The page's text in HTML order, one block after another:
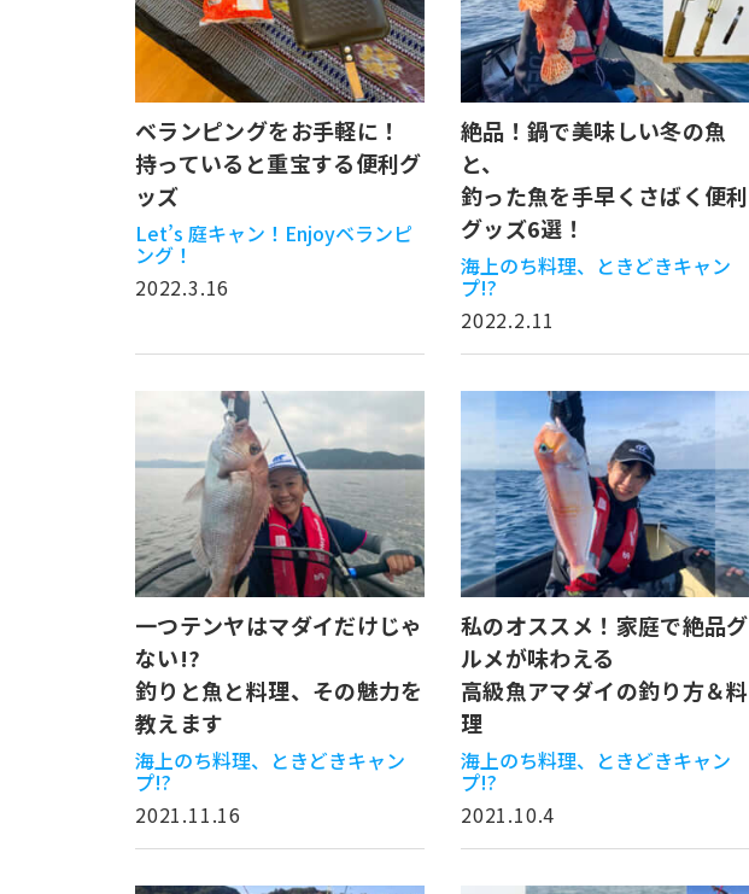
ベランピングをお手軽に！
持っていると重宝する便利グ
ッズ
Let’s 庭キャン！Enjoyベランピ
ング！
2022.3.16
絶品！鍋で美味しい冬の魚
と、
釣った魚を手早くさばく便利
グッズ6選！
海上のち料理、ときどきキャン
プ!?
2022.2.11
一つテンヤはマダイだけじゃ
ない!?
釣りと魚と料理、その魅力を
教えます
海上のち料理、ときどきキャン
プ!?
2021.11.16
私のオススメ！家庭で絶品グ
ルメが味わえる
高級魚アマダイの釣り方＆料
理
海上のち料理、ときどきキャン
プ!?
2021.10.4